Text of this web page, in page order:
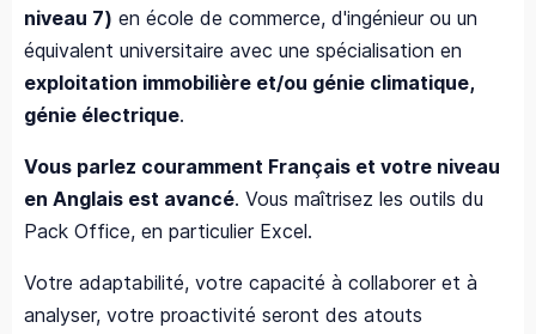
niveau 7) en école de commerce, d'ingénieur ou un
équivalent universitaire avec une spécialisation en
exploitation immobilière et/ou génie climatique,
génie électrique.
Vous parlez couramment Français et votre niveau
en Anglais est avancé. Vous maîtrisez les outils du
Pack Office, en particulier Excel.
Votre adaptabilité, votre capacité à collaborer et à
analyser, votre proactivité seront des atouts